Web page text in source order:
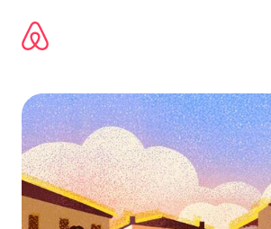
directement